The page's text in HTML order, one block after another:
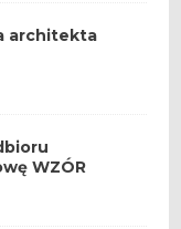
architekta
WZÓR